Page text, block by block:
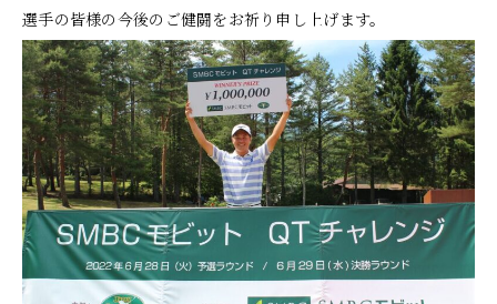
選手の皆様の今後のご健闘をお祈り申し上げます。